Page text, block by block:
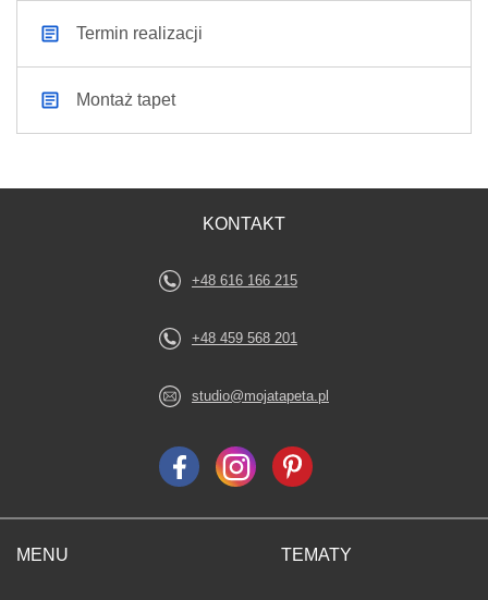
Termin realizacji
Montaż tapet
MENU TEMATY
KONTAKT
+48 616 166 215
+48 459 568 201
studio@mojatapeta.pl